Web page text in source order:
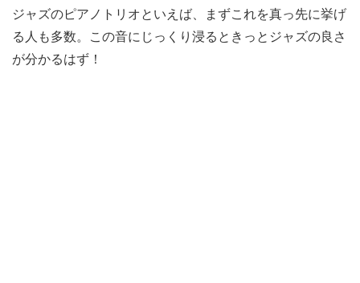
ジャズのピアノトリオといえば、まずこれを真っ先に挙げ
る人も多数。この音にじっくり浸るときっとジャズの良さ
が分かるはず！